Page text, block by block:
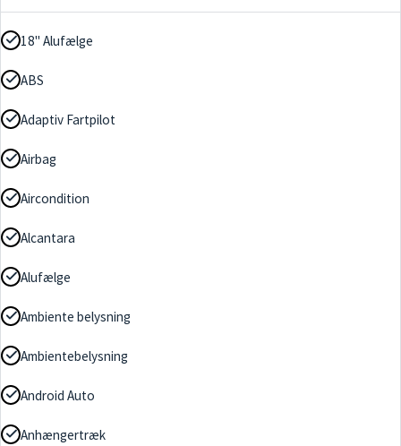
18" Alufælge
ABS
Adaptiv Fartpilot
Airbag
Aircondition
Alcantara
Alufælge
Ambiente belysning
Ambientebelysning
Android Auto
Anhængertræk